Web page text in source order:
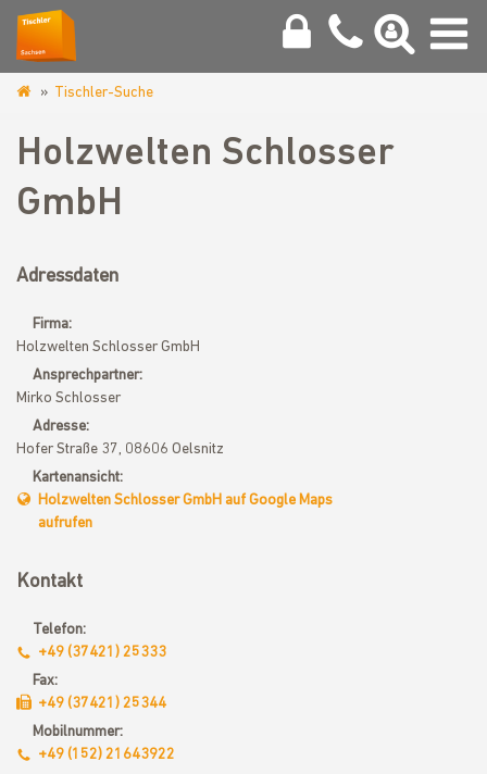
sachsen.de
Tischler-Suche
Holzwelten Schlosser
GmbH
Adressdaten
Firma:
Holzwelten Schlosser GmbH
Ansprechpartner:
Mirko Schlosser
Adresse:
Hofer Straße 37, 08606 Oelsnitz
Kartenansicht:
Holzwelten Schlosser GmbH auf Google Maps
aufrufen
Kontakt
Telefon:
+49 (37421) 25333
Fax:
+49 (37421) 25344
Mobilnummer:
+49 (152) 21643922